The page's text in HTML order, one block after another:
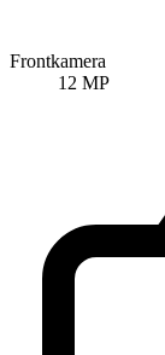
Frontkamera
12 MP